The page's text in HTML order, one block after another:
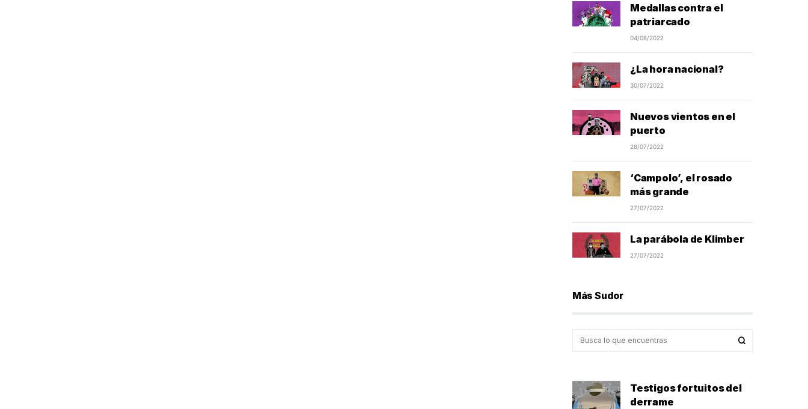
Medallas contra el
patriarcado
04/08/2022
¿La hora nacional?
30/07/2022
Nuevos vientos en el
puerto
28/07/2022
‘Campolo’, el rosado
más grande
27/07/2022
La parábola de Klimber
27/07/2022
Más Sudor
Testigos fortuitos del
derrame